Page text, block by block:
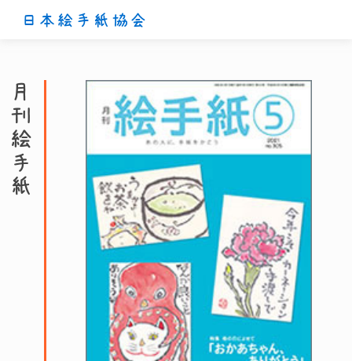
日本絵手紙協会
月刊絵手紙